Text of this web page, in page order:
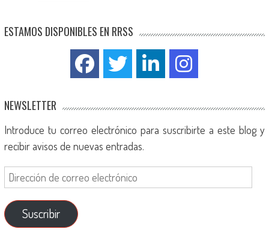
ESTAMOS DISPONIBLES EN RRSS
NEWSLETTER
Introduce tu correo electrónico para suscribirte a este blog y
recibir avisos de nuevas entradas.
Suscribir